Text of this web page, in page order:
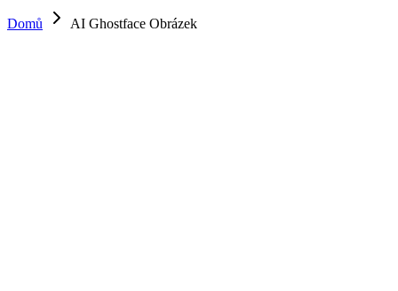
Domů AI Ghostface Obrázek